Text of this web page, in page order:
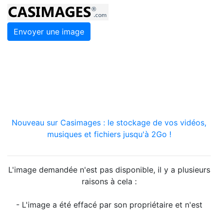
Envoyer une image
Nouveau sur Casimages : le stockage de vos vidéos,
musiques et fichiers jusqu'à 2Go !
L'image demandée n'est pas disponible, il y a plusieurs
raisons à cela :
- L'image a été effacé par son propriétaire et n'est